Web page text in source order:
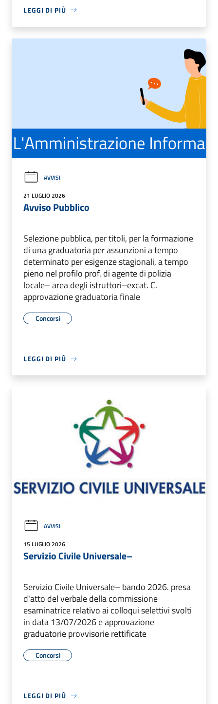
LEGGI DI PIÙ
AVVISI
21 LUGLIO 2026
Avviso Pubblico
Selezione pubblica, per titoli, per la formazione
di una graduatoria per assunzioni a tempo
determinato per esigenze stagionali, a tempo
pieno nel profilo prof. di agente di polizia
locale– area degli istruttori–excat. C.
approvazione graduatoria finale
Concorsi
LEGGI DI PIÙ
AVVISI
15 LUGLIO 2026
Servizio Civile Universale–
Servizio Civile Universale– bando 2026. presa
d'atto del verbale della commissione
esaminatrice relativo ai colloqui selettivi svolti
in data 13/07/2026 e approvazione
graduatorie provvisorie rettificate
Concorsi
LEGGI DI PIÙ